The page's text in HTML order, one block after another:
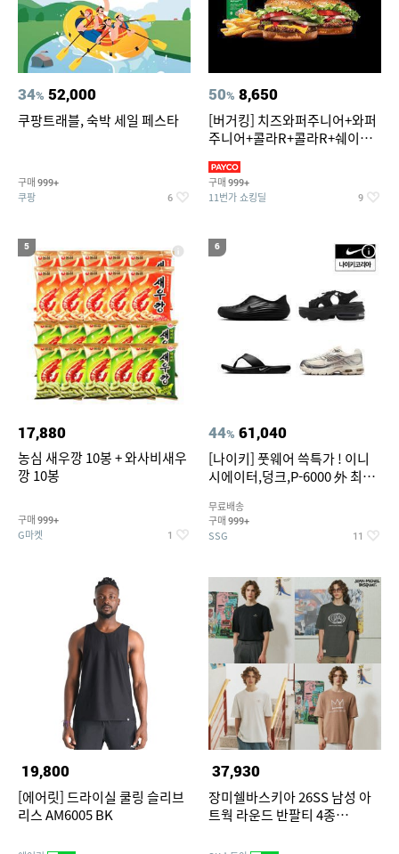
34% 52,000
쿠팡트래블, 숙박 세일 페스타
구매 999+
쿠팡 6
50% 8,650
[버거킹] 치즈와퍼주니어+와퍼
주니어+콜라R+콜라R+쉐이킹
구매 999+
11번가 쇼킹딜 9
5
17,880
농심 새우깡 10봉 + 와사비새우
깡 10봉
구매 999+
G마켓 1
6
44% 61,040
[나이키] 풋웨어 쓱특가 ! 이니
시에이터,덩크,P-6000 外 최대
무료배송
구매 999+
SSG 11
19,800
[에어릿] 드라이실 쿨링 슬리브
리스 AM6005 BK
37,930
장미쉘바스키아 26SS 남성 아
트웍 라운드 반팔티 4종